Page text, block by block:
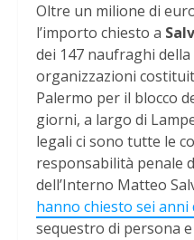
Oltre un milione di
l’importo chiesto a
dei 147 naufraghi della
organizzazioni
Palermo per il blocco
giorni, a largo di
legali ci sono tutte le
responsabilità penale
dell’Interno Matteo
hanno chiesto sei anni
sequestro di persona